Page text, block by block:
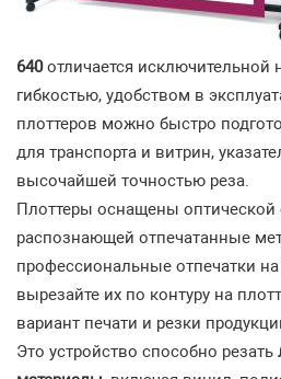
640отличается исключительной
гибкостью, удобством в
плоттеров можно быстро
для транспорта и витрин,
высочайшей точностью реза.
Плоттеры оснащены оптической
распознающей отпечатанные
профессиональные отпечатки
вырезайте их по контуру на
вариант печати и резки
Это устройство способно резать